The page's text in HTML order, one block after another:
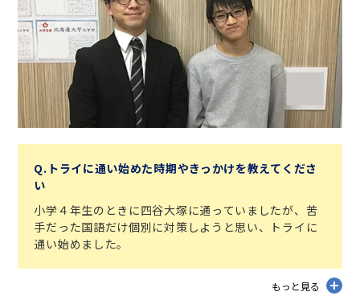
Q.トライに通い始めた時期やきっかけを教えてくださ
い
小学４年生のときに四谷大塚に通っていましたが、苦
手だった国語だけ個別に対策しようと思い、トライに
通い始めました。
もっと見る